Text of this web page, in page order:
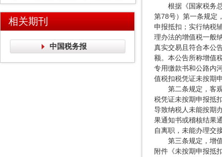
相关期刊
中国税务报
根据《国家税务总
第78号）第一条规定
申报抵扣；实行纳税
理办法的增值税一般
真实交易且符合本公
额。本公告所称增值
专用缴款书和公路内
值税扣税凭证未按期
第二条规定，客观
税凭证未按期申报抵
导致纳税人未能按期
果通知书或稽核结果
自离职，未能办理
第三条规定，增值
附件《未按期申报抵